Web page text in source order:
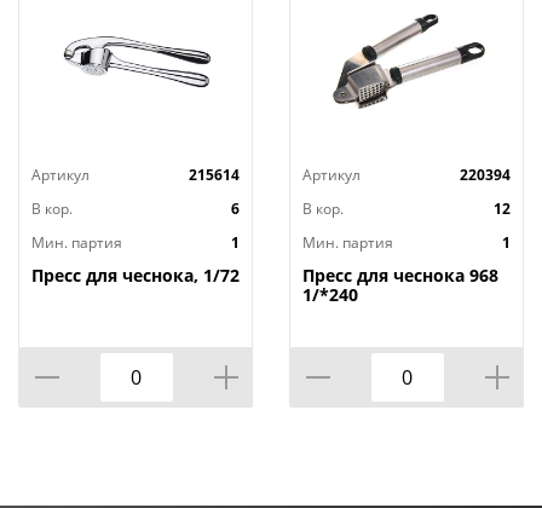
Артикул
215614
В кор.
6
Мин. партия
1
Пресс для чеснока, 1/72
Артикул
220394
В кор.
12
Мин. партия
1
Пресс для чеснока 968
1/*240